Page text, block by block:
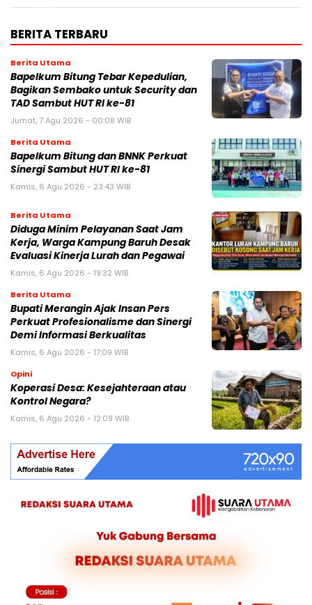
BERITA TERBARU
Berita Utama
Bapelkum Bitung Tebar Kepedulian,
Bagikan Sembako untuk Security dan
TAD Sambut HUT RI ke-81
Jumat, 7 Agu 2026 - 00:08 WIB
Berita Utama
Bapelkum Bitung dan BNNK Perkuat
Sinergi Sambut HUT RI ke-81
Kamis, 6 Agu 2026 - 23:43 WIB
Berita Utama
Diduga Minim Pelayanan Saat Jam
Kerja, Warga Kampung Baruh Desak
Evaluasi Kinerja Lurah dan Pegawai
Kamis, 6 Agu 2026 - 19:32 WIB
Berita Utama
Bupati Merangin Ajak Insan Pers
Perkuat Profesionalisme dan Sinergi
Demi Informasi Berkualitas
Kamis, 6 Agu 2026 - 17:09 WIB
Opini
Koperasi Desa: Kesejahteraan atau
Kontrol Negara?
Kamis, 6 Agu 2026 - 12:09 WIB